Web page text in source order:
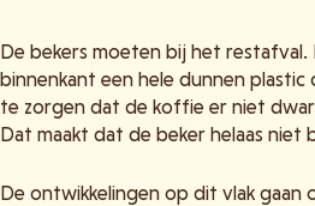
De bekers moeten bij het restafval.
binnenkant een hele dunnen
te zorgen dat de koffie er niet
Dat maakt dat de beker helaas niet
De ontwikkelingen op dit vlak gaan